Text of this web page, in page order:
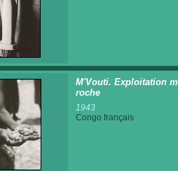
M'Vouti. Exploitation
roche
1943
Congo français